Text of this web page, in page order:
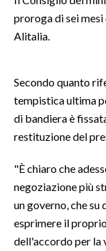
SALUTE
SARDI NEL MONDO
NOTIZIE
EVENTI
#CARAUNIONE
proroga di sei
Alitalia.
Secondo quanto
tempistica ultima
di bandiera è
restituzione del
"È chiaro che
negoziazione più
un governo, che
esprimere il
dell'accordo per la